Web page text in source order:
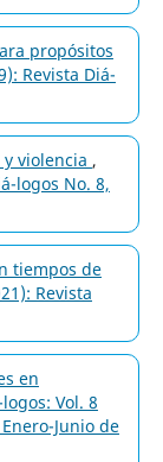
propósitos
Revista Diá-
y violencia ,
logos No. 8,
tiempos de
Revista
en
Vol. 8
Junio de